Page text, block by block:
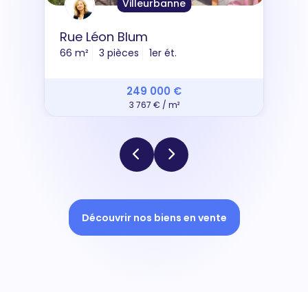
Villeurbanne
Rue Léon Blum
66 m² 3 pièces 1er ét.
249 000 €
3 767 € / m²
Découvrir nos biens en vente